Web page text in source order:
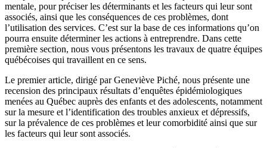
mentale, pour préciser les déterminants et les facteurs qui leur sont
associés, ainsi que les conséquences de ces problèmes, dont
l’utilisation des services. C’est sur la base de ces informations qu’on
pourra ensuite déterminer les actions à entreprendre. Dans cette
première section, nous vous présentons les travaux de quatre équipes
québécoises qui travaillent en ce sens.
Le premier article, dirigé par Geneviève Piché, nous présente une
recension des principaux résultats d’enquêtes épidémiologiques
menées au Québec auprès des enfants et des adolescents, notamment
sur la mesure et l’identification des troubles anxieux et dépressifs,
sur la prévalence de ces problèmes et leur comorbidité ainsi que sur
les facteurs qui leur sont associés.